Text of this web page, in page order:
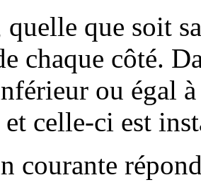
quelle que soit
chaque côté.
ou égal
et celle-ci est
courante